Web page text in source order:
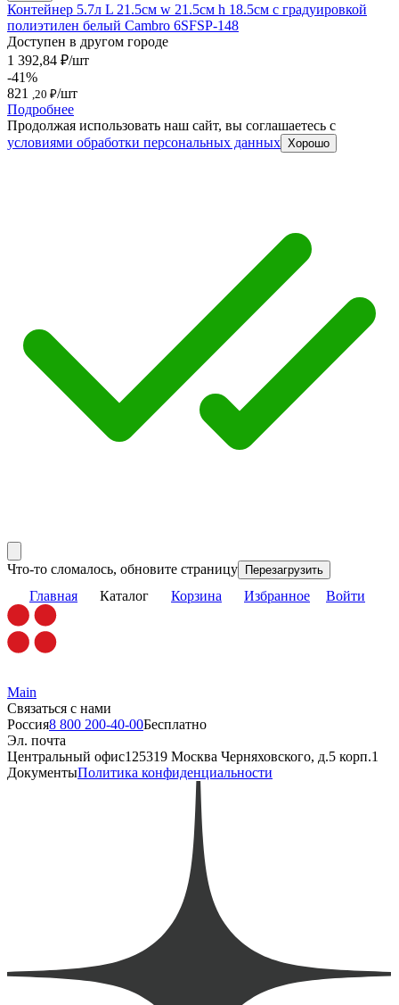
Контейнер 5.7л L 21.5см w 21.5см h 18.5см с градуировкой
полиэтилен белый Cambro 6SFSP-148
Доступен в другом городе
1 392,84 ₽/шт
-41%
821
,20 ₽/шт
Подробнее
Продолжая использовать наш сайт, вы соглашаетесь c
условиями обработки персональных данных Хорошо
Что-то сломалось, обновите страницу Перезагрузить
Главная Каталог Корзина Избранное Войти
Main
Связаться с нами
Россия8 800 200-40-00Бесплатно
Эл. почта
Центральный офис125319 Москва Черняховского, д.5 корп.1
ДокументыПолитика конфиденциальности